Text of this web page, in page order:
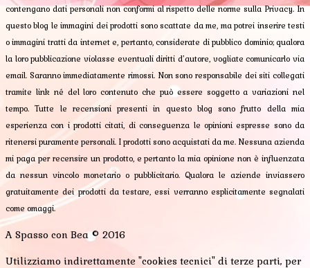
contengano dati personali non conformi al rispetto delle norme sulla Privacy. In
questo blog le immagini dei prodotti sono scattate da me, ma potrei inserire testi
o immagini tratti da internet e, pertanto, considerate di pubblico dominio; qualora
la loro pubblicazione violasse eventuali diritti d’autore, vogliate comunicarlo via
email. Saranno immediatamente rimossi. Non sono responsabile dei siti collegati
tramite link né del loro contenuto che può essere soggetto a variazioni nel
tempo. Tutte le recensioni presenti in questo blog sono frutto della mia
esperienza con i prodotti citati, di conseguenza le opinioni espresse sono da
ritenersi puramente personali. I prodotti sono acquistati da me. Nessuna azienda
mi paga per recensire un prodotto, e pertanto la mia opinione non è influenzata
da nessun vincolo monetario o pubblicitario. Qualora le aziende inviassero
gratuitamente dei prodotti da testare, essi verranno esplicitamente segnalati
come omaggi.
A Spasso con Bea © 2016
Utilizziamo indirettamente "cookies tecnici" di terze parti, per